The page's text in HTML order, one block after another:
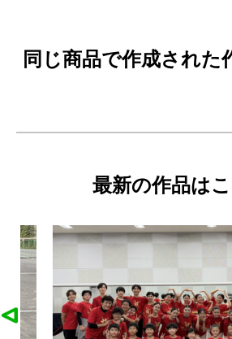
同じ商品で作成された
最新の作品は